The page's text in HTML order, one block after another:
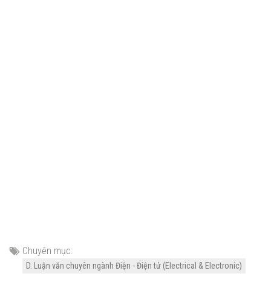
Chuyên mục:
D. Luận văn chuyên ngành Điện - Điện tử (Electrical & Electronic)